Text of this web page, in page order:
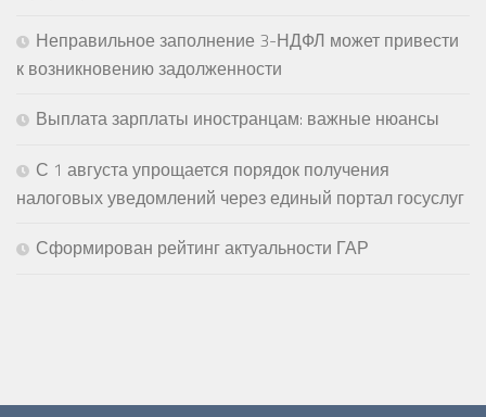
Неправильное заполнение 3-НДФЛ может привести
к возникновению задолженности
Выплата зарплаты иностранцам: важные нюансы
С 1 августа упрощается порядок получения
налоговых уведомлений через единый портал госуслуг
Сформирован рейтинг актуальности ГАР